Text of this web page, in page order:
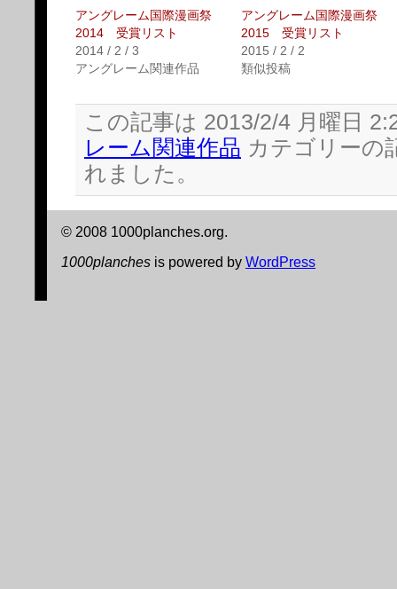
有
(新
し
い
ウ
ィ
ン
ウ
で
開
き
ま
す)
リ
ッ
い
(新
し
い
ウ
ィ
ウ
き
ま
アングレーム国際漫画祭
2014 受賞リスト
2014 / 2 / 3
アングレーム関連作品
アングレーム国際漫画祭
2015 受賞リスト
2015 / 2 / 2
類似投稿
この記事は 2013/2/4 月曜日
レーム関連作品 カテゴリーの
れました。
© 2008 1000planches.org.
1000planches is powered by WordPress